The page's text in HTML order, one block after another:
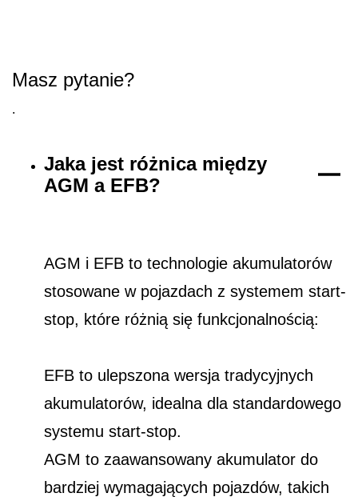
Masz pytanie?
.
Jaka jest różnica między
AGM a EFB?
AGM i EFB to technologie akumulatorów
stosowane w pojazdach z systemem start-
stop, które różnią się funkcjonalnością:
EFB to ulepszona wersja tradycyjnych
akumulatorów, idealna dla standardowego
systemu start-stop.
AGM to zaawansowany akumulator do
bardziej wymagających pojazdów, takich